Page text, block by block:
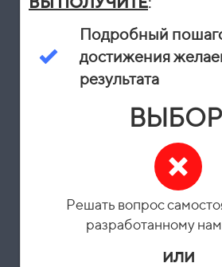
Подробный
достижения
результата
Решать вопрос
разработанному
или